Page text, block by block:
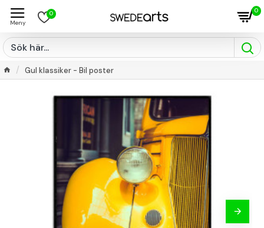
0 0
Gul klassiker - Bil poster